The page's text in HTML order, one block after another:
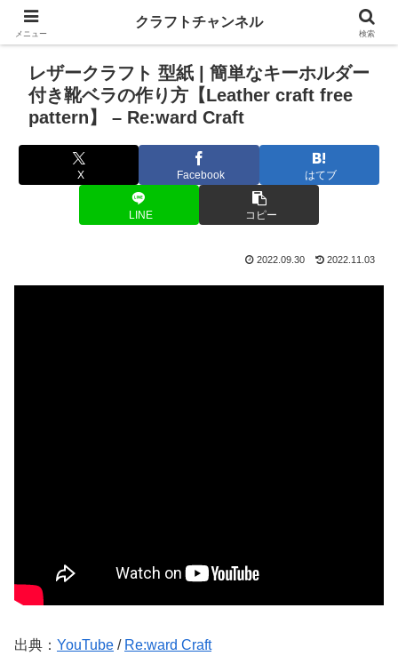
レザークラフト 型紙 | 簡単なキーホルダー
付き靴ベラの作り方【Leather craft free
pattern】 – Re:ward Craft
X Facebook はてブ
LINE コピー
2022.09.30 2022.11.03
出典： YouTube / Re:ward Craft
メニュー
クラフトチャンネル
検索